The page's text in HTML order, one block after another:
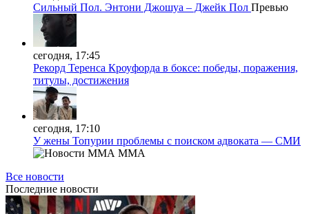
Сильный Пол. Энтони Джошуа – Джейк Пол Превью
сегодня, 17:45
Рекорд Теренса Кроуфорда в боксе: победы, поражения,
титулы, достижения
сегодня, 17:10
У жены Топурии проблемы с поиском адвоката — СМИ
MMA
Все новости
Последние новости